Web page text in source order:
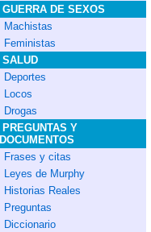
GUERRA DE SEXOS
Machistas
Feministas
SALUD
Deportes
Locos
Drogas
PREGUNTAS Y
DOCUMENTOS
Frases y citas
Leyes de Murphy
Historias Reales
Preguntas
Diccionario